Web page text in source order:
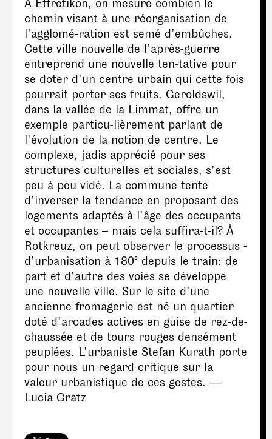
À Effretikon, on mesure combien le
chemin visant à une réorganisation de
l’agglomé-ration est semé d’embûches.
Cette ville nouvelle de l’après-guerre
entreprend une nouvelle ten-tative pour
se doter d’un centre urbain qui cette fois
pourrait porter ses fruits. Geroldswil,
dans la vallée de la Limmat, offre un
exemple particu-lièrement parlant de
l’évolution de la notion de centre. Le
complexe, jadis apprécié pour ses
structures culturelles et sociales, s’est
peu à peu vidé. La commune tente
d’inverser la tendance en proposant des
logements adaptés à l’âge des occupants
et occupantes – mais cela suffira-t-il? À
Rotkreuz, on peut observer le processus -
d’urbanisation à 180° depuis le train: de
part et d’autre des voies se développe
une nouvelle ville. Sur le site d’une
ancienne fromagerie est né un quartier
doté d’arcades actives en guise de rez-de-
chaussée et de tours rouges densément
peuplées. L’urbaniste Stefan Kurath porte
pour nous un regard critique sur la
valeur urbanistique de ces gestes. —
Lucia Gratz